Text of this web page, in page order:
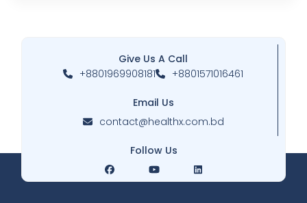
Give Us A Call
+8801969908181
+8801571016461
Email Us
contact@healthx.com.bd
Follow Us